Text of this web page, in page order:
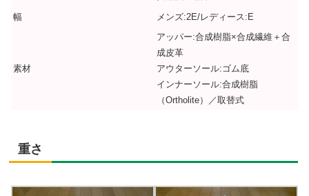
幅
メンズ:2E/レディース:E
素材
アッパー:合成樹脂×合成繊維＋合
成皮革
アウターソール:ゴム底
インナーソール:合成樹脂
（Ortholite）／取替式
重さ